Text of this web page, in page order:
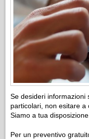
Se desideri informazioni
particolari, non esitare a
Siamo a tua disposizione.
Per un preventivo